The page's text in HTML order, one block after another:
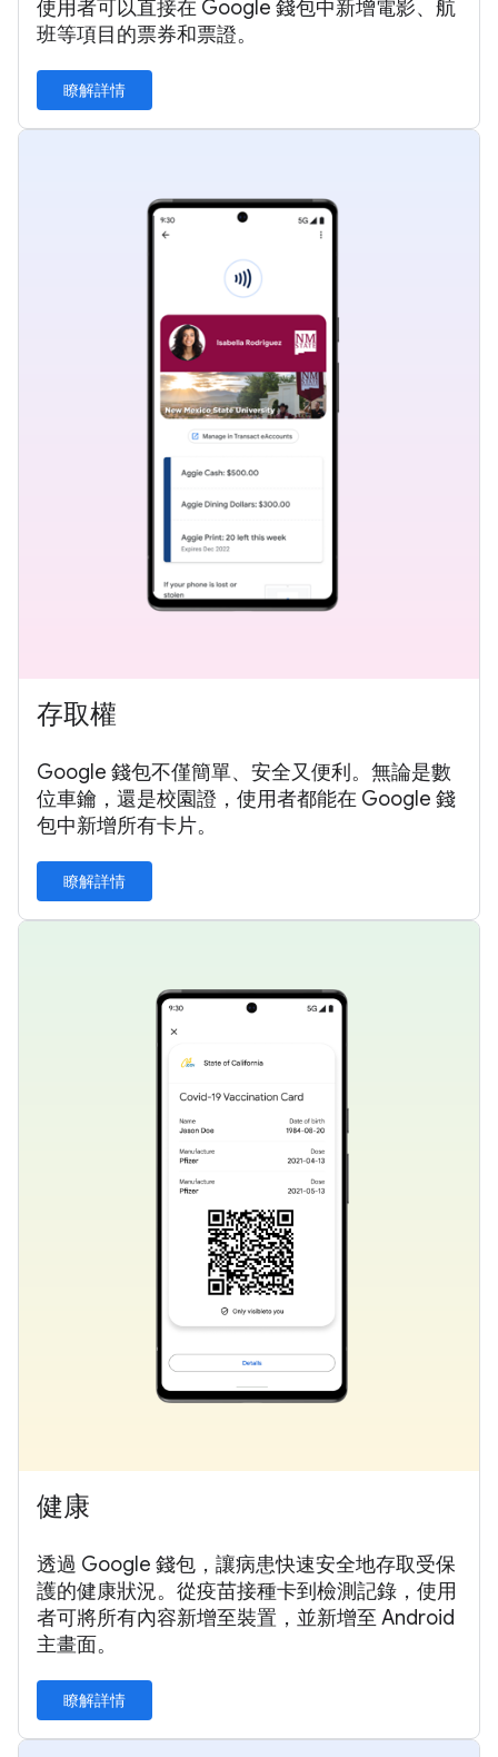
使用者可以直接在 Google 錢包中新增電影、航
班等項目的票券和票證。
瞭解詳情
存取權
Google 錢包不僅簡單、安全又便利。無論是數
位車鑰，還是校園證，使用者都能在 Google 錢
包中新增所有卡片。
瞭解詳情
健康
透過 Google 錢包，讓病患快速安全地存取受保
護的健康狀況。從疫苗接種卡到檢測記錄，使用
者可將所有內容新增至裝置，並新增至 Android
主畫面。
瞭解詳情